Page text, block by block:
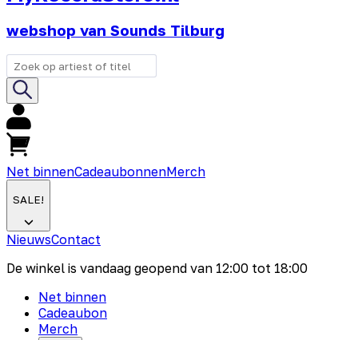
webshop van Sounds Tilburg
Net binnenCadeaubonnenMerch
SALE!
NieuwsContact
De winkel is vandaag geopend van 12:00 tot 18:00
Net binnen
Cadeaubon
Merch